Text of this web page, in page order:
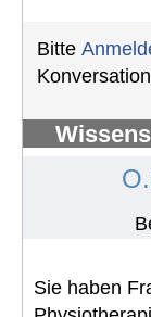
Bitte
Sie haben